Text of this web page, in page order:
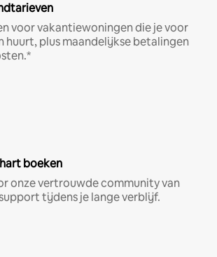
voor vakantiewoningen die je voor
huurt, plus maandelijkse betalingen
boeken
onze vertrouwde community van
tijdens je lange verblijf.